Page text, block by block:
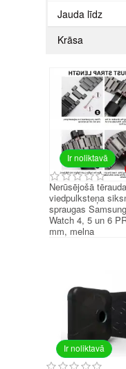
Jauda līdz
Krāsa
Ir noliktavā
Nerūsējošā tērauda
viedpulksteņa
spraugas
Watch 4, 5 un 6
mm, melna
Ir noliktavā